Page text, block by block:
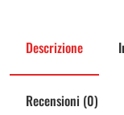
Descrizione
Recensioni (0)